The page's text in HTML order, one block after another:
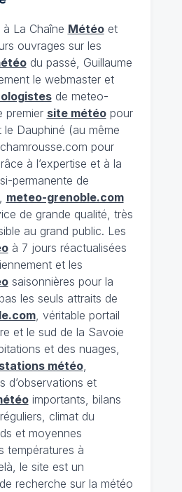
La Chaîne Météoet
ouvrages sur les
du passé, Guillaume
le webmaster et
de meteo-
premier site météopour
Dauphiné (au même
pour
à l’expertise et à la
permanente de
meteo-grenoble.com
de grande qualité, très
au grand public. Les
à 7 jours réactualisées
et les
saisonnières pour la
les seuls attraits de
, véritable portail
et le sud de la Savoie
et des nuages,
stations météo,
d’observations et
importants, bilans
climat du
et moyennes
températures à
le site est un
recherche sur la météo